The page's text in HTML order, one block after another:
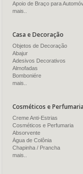
Apoio de Braço para
mais..
Casa e Decoração
Objetos de Decoração
Abajur
Adesivos Decorativos
Almofadas
Bomboniére
mais..
Cosméticos e Perfumaria
Creme Anti-Estrias
Cosméticos e Perfumaria
Absorvente
Água de Colônia
Chapinha / Prancha
mais..